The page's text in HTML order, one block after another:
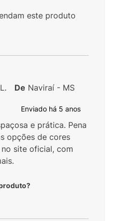
este produto
Enviado há 5 anos
e prática. Pena
opções de cores
site oficial, com
De Naviraí - MS